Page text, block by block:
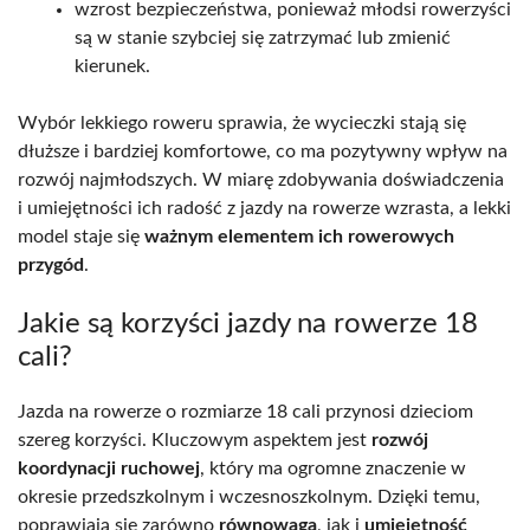
wzrost bezpieczeństwa, ponieważ młodsi rowerzyści
są w stanie szybciej się zatrzymać lub zmienić
kierunek.
Wybór lekkiego roweru sprawia, że wycieczki stają się
dłuższe i bardziej komfortowe, co ma pozytywny wpływ na
rozwój najmłodszych. W miarę zdobywania doświadczenia
i umiejętności ich radość z jazdy na rowerze wzrasta, a lekki
model staje się ważnym elementem ich rowerowych
przygód.
Jakie są korzyści jazdy na rowerze 18
cali?
Jazda na rowerze o rozmiarze 18 cali przynosi dzieciom
szereg korzyści. Kluczowym aspektem jest rozwój
koordynacji ruchowej, który ma ogromne znaczenie w
okresie przedszkolnym i wczesnoszkolnym. Dzięki temu,
poprawiają się zarówno równowaga, jak i umiejętność